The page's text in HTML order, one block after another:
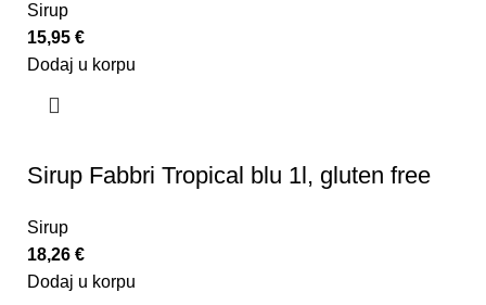
Sirup
15,95 €
Dodaj u korpu
Sirup Fabbri Tropical blu 1l, gluten free
Sirup
18,26 €
Dodaj u korpu